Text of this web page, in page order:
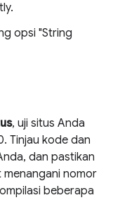
opsi "String
, uji situs Anda
Tinjau kode dan
dan pastikan
nomor
beberapa